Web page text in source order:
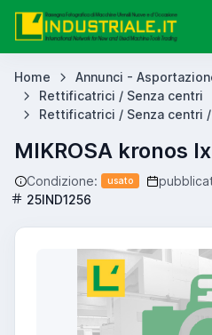
Home Annunci -
Rettificatrici / Senza centri
Rettificatrici / Senza centri /
MIKROSA kronos lx
Condizione: usato
25IND1256